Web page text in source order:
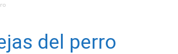
del perro